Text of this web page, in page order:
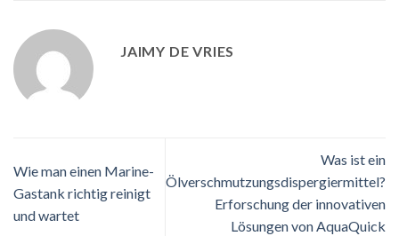
JAIMY DE VRIES
Wie man einen Marine-
Gastank richtig reinigt
und wartet
Was ist ein
Ölverschmutzungsdispergiermittel?
Erforschung der innovativen
Lösungen von AquaQuick